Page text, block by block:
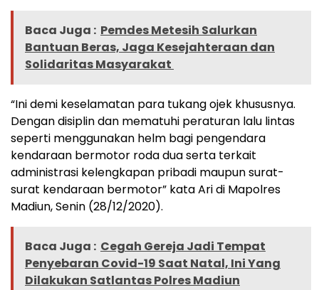
Baca Juga : Pemdes Metesih Salurkan
Bantuan Beras, Jaga Kesejahteraan dan
Solidaritas Masyarakat
“Ini demi keselamatan para tukang ojek khususnya.
Dengan disiplin dan mematuhi peraturan lalu lintas
seperti menggunakan helm bagi pengendara
kendaraan bermotor roda dua serta terkait
administrasi kelengkapan pribadi maupun surat-
surat kendaraan bermotor” kata Ari di Mapolres
Madiun, Senin (28/12/2020).
Baca Juga : Cegah Gereja Jadi Tempat
Penyebaran Covid-19 Saat Natal, Ini Yang
Dilakukan Satlantas Polres Madiun